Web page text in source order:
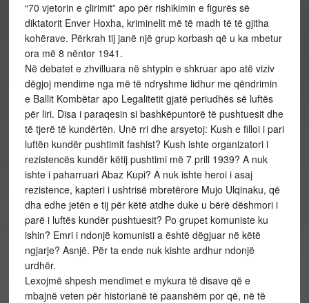
“70 vjetorin e çlirimit” apo për rishikimin e figurës së
diktatorit Enver Hoxha, kriminelit më të madh të të gjitha
kohërave. Përkrah tij janë një grup korbash që u ka mbetur
ora më 8 nëntor 1941.
Në debatet e zhvilluara në shtypin e shkruar apo atë viziv
dëgjoj mendime nga më të ndryshme lidhur me qëndrimin
e Ballit Kombëtar apo Legalitetit gjatë periudhës së luftës
për liri. Disa i paraqesin si bashkëpuntorë të pushtuesit dhe
të tjerë të kundërtën. Unë rri dhe arsyetoj: Kush e filloi i pari
luftën kundër pushtimit fashist? Kush ishte organizatori i
rezistencës kundër këtij pushtimi më 7 prill 1939? A nuk
ishte i paharruari Abaz Kupi? A nuk ishte heroi i asaj
rezistence, kapteri i ushtrisë mbretërore Mujo Ulqinaku, që
dha edhe jetën e tij për këtë atdhe duke u bërë dëshmori i
parë i luftës kundër pushtuesit? Po grupet komuniste ku
ishin? Emri i ndonjë komunisti a është dëgjuar në këtë
ngjarje? Asnjë. Për ta ende nuk kishte ardhur ndonjë
urdhër.
Lexojmë shpesh mendimet e mykura të disave që e
mbajnë veten për historianë të paanshëm por që, në të